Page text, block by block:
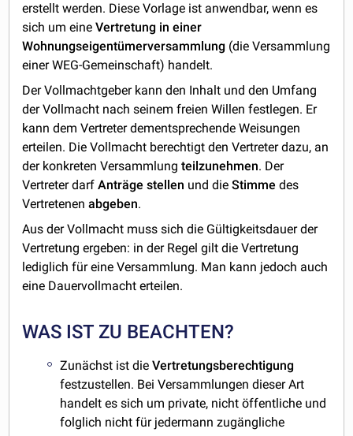
erstellt werden. Diese Vorlage ist anwendbar, wenn es
sich um eineVertretung in einer
Wohnungseigentümerversammlung (die Versammlung
einer WEG-Gemeinschaft) handelt.
Der Vollmachtgeber kann den Inhalt und den Umfang
der Vollmacht nach seinem freien Willen festlegen. Er
kann dem Vertreter dementsprechende Weisungen
erteilen. Die Vollmacht berechtigt den Vertreter dazu, an
der konkreten Versammlungteilzunehmen. Der
Vertreter darfAnträge stellen und dieStimme des
Vertretenenabgeben.
Aus der Vollmacht muss sich die Gültigkeitsdauer der
Vertretung ergeben: in der Regel gilt die Vertretung
lediglich für eine Versammlung. Man kann jedoch auch
eine Dauervollmacht erteilen.
WAS IST ZU BEACHTEN?
Zunächst ist dieVertretungsberechtigung
festzustellen. Bei Versammlungen dieser Art
handelt es sich um private, nicht öffentliche und
folglich nicht für jedermann zugängliche